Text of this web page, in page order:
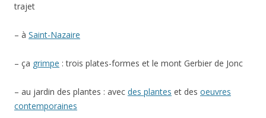
trajet
– à Saint-Nazaire
– ça grimpe : trois plates-formes et le mont Gerbier de Jonc
– au jardin des plantes : avec des plantes et des oeuvres
contemporaines